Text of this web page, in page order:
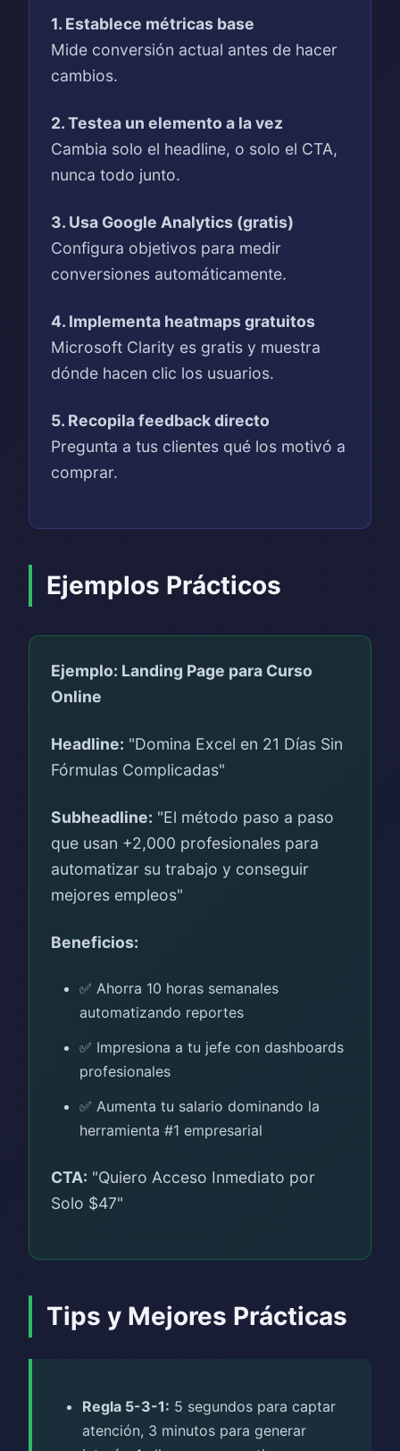
1. Establece métricas base
Mide conversión actual antes de hacer
cambios.
2. Testea un elemento a la vez
Cambia solo el headline, o solo el CTA,
nunca todo junto.
3. Usa Google Analytics (gratis)
Configura objetivos para medir
conversiones automáticamente.
4. Implementa heatmaps gratuitos
Microsoft Clarity es gratis y muestra
dónde hacen clic los usuarios.
5. Recopila feedback directo
Pregunta a tus clientes qué los motivó a
comprar.
Ejemplos Prácticos
Ejemplo: Landing Page para Curso
Online
Headline: "Domina Excel en 21 Días Sin
Fórmulas Complicadas"
Subheadline: "El método paso a paso
que usan +2,000 profesionales para
automatizar su trabajo y conseguir
mejores empleos"
Beneficios:
✅ Ahorra 10 horas semanales
automatizando reportes
✅ Impresiona a tu jefe con dashboards
profesionales
✅ Aumenta tu salario dominando la
herramienta #1 empresarial
CTA: "Quiero Acceso Inmediato por
Solo $47"
Tips y Mejores Prácticas
Regla 5-3-1: 5 segundos para captar
atención, 3 minutos para generar